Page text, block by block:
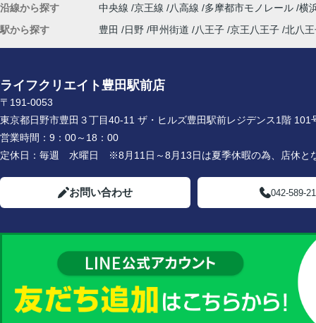
沿線から探す 中央線 京王線 八高線 多摩都市モノレール 横
駅から探す
豊田 日野 甲州街道 八王子 京王八王子 北八
ライフクリエイト豊田駅前店
〒191-0053
東京都日野市豊田３丁目40-11 ザ・ヒルズ豊田駅前レジデンス1階 101
営業時間： 9：00～18：00
定休日： 毎週 水曜日 ※8月11日～8月13日は夏季休暇の為、店休と
お問い合わせ 042-589-